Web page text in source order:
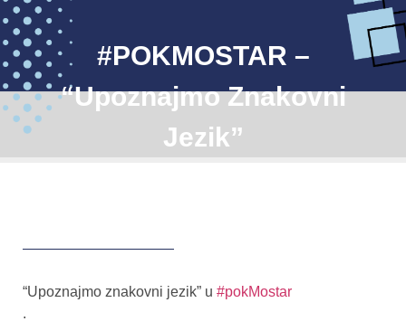
#POKMOSTAR –
“Upoznajmo Znakovni
Jezik”
“Upoznajmo znakovni jezik” u #pokMostar
.